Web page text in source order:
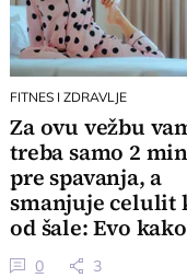
FITNES I ZDRAVLJE
Za ovu vežbu
treba samo 2
pre spavanja, a
smanjuje celulit
od šale: Evo
je uradite
0 3